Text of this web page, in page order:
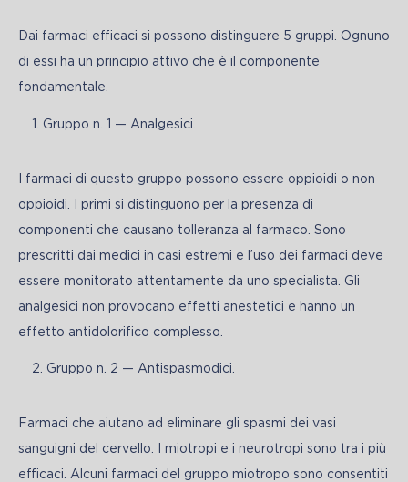
Dai farmaci efficaci si possono distinguere 5 gruppi. Ognuno
di essi ha un principio attivo che è il componente
fondamentale.
Gruppo n. 1 — Analgesici.
I farmaci di questo gruppo possono essere oppioidi o non
oppioidi. I primi si distinguono per la presenza di
componenti che causano tolleranza al farmaco. Sono
prescritti dai medici in casi estremi e l’uso dei farmaci deve
essere monitorato attentamente da uno specialista. Gli
analgesici non provocano effetti anestetici e hanno un
effetto antidolorifico complesso.
Gruppo n. 2 — Antispasmodici.
Farmaci che aiutano ad eliminare gli spasmi dei vasi
sanguigni del cervello. I miotropi e i neurotropi sono tra i più
efficaci. Alcuni farmaci del gruppo miotropo sono consentiti